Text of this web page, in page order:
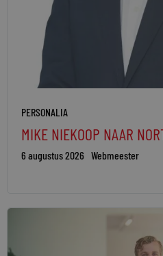
PERSONALIA
MIKE NIEKOOP NAAR
6 augustus 2026 Webmeester